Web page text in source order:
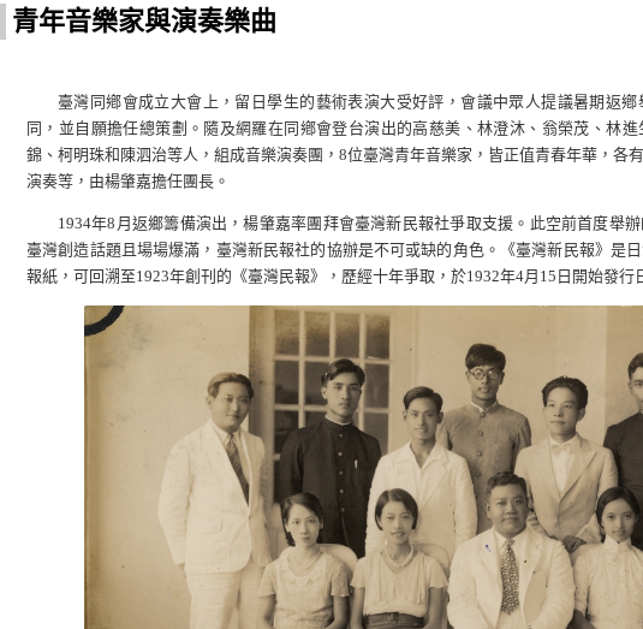
青年音樂家與演奏樂曲
臺灣同鄕會成立大會上，留日學生的藝術表演大受好評，會議中眾人提議暑期返
同，並自願擔任總策劃。隨及網羅在同鄕會登台演出的高慈美、林澄沐、翁榮茂、林
錦、柯明珠和陳泗治等人，組成音樂演奏團，8位臺灣青年音樂家，皆正值青春年華，各
演奏等，由楊肇嘉擔任團長。
1934年8月返鄉籌備演出，楊肇嘉率團拜會臺灣新民報社爭取支援。此空前首度舉
臺灣創造話題且場場爆滿，臺灣新民報社的協辦是不可或缺的角色。《臺灣新民報》是
報紙，可回溯至1923年創刊的《臺灣民報》，歷經十年爭取，於1932年4月15日開始發行